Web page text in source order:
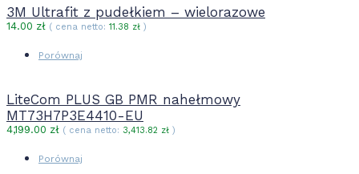
3M Ultrafit z pudełkiem – wielorazowe
14.00 zł ( cena netto: 11.38 zł )
Porównaj
LiteCom PLUS GB PMR nahełmowy
MT73H7P3E4410-EU
4,199.00 zł ( cena netto: 3,413.82 zł )
Porównaj